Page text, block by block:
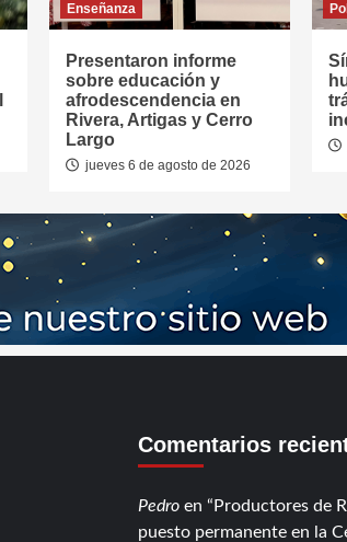
Enseñanza
Presentaron informe
sobre educación y
afrodescendencia en
Rivera, Artigas y Cerro
Largo
jueves 6 de agosto de 2026
Comentarios
Pedroen
Productores de
puesto permanente en la